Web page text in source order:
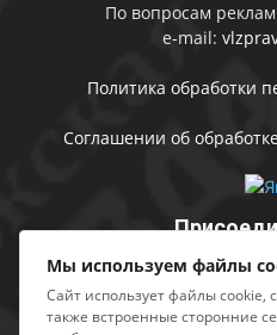
По вопросам
e-mail:
Политика обработки
Соглашении об
Мы используем файлы
Сайт использует файлы cookie,
также встроенные сторонние